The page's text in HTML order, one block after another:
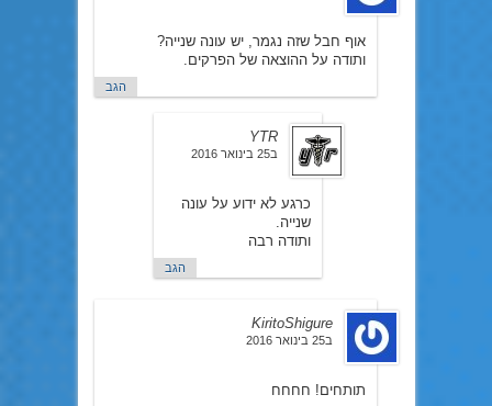
אוף חבל שזה נגמר, יש עונה שנייה?
ותודה על ההוצאה של הפרקים.
הגב
YTR
ב25 בינואר 2016
כרגע לא ידוע על עונה
שנייה.
ותודה רבה
הגב
KiritoShigure
ב25 בינואר 2016
תותחים! חחחח